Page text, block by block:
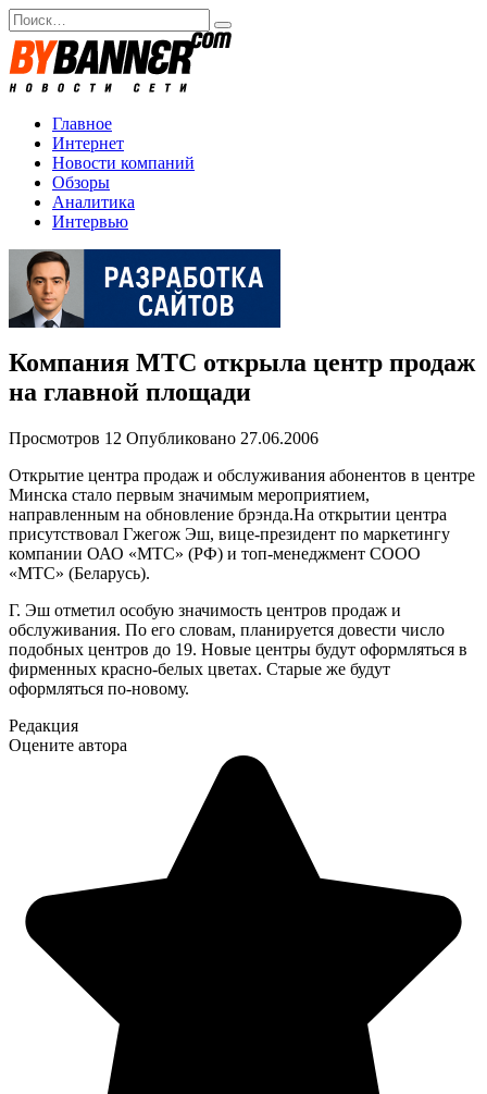
Перейти
к
содержанию
Search
for:
Главное
Интернет
Новости компаний
Обзоры
Аналитика
Интервью
Компания МТС открыла центр продаж
на главной площади
Просмотров 12 Опубликовано 27.06.2006
Открытие центра продаж и обслуживания абонентов в центре
Минска стало первым значимым мероприятием,
направленным на обновление брэнда.На открытии центра
присутствовал Гжегож Эш, вице-президент по маркетингу
компании ОАО «МТС» (РФ) и топ-менеджмент СООО
«МТС» (Беларусь).
Г. Эш отметил особую значимость центров продаж и
обслуживания. По его словам, планируется довести число
подобных центров до 19. Новые центры будут оформляться в
фирменных красно-белых цветах. Старые же будут
оформляться по-новому.
Редакция
Оцените автора